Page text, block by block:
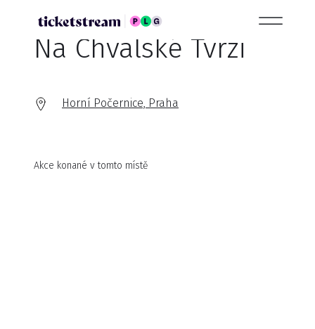
Na Chvalské Tvrzi
Horní Počernice, Praha
Akce konané v tomto místě